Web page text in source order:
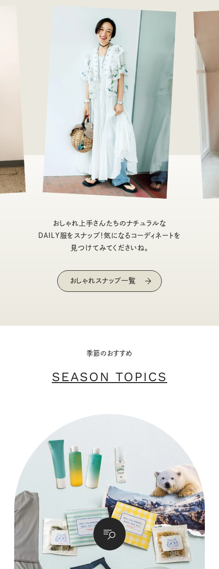
おしゃれ上手さんたちのナチュラルな
DAILY服をスナップ！気になるコーディネートを
見つけてみてくださいね。
おしゃれスナップ一覧
季節のおすすめ
SEASON TOPICS